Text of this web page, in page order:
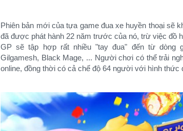
Phiên bản mới của tựa game đua xe huyền thoại sẽ
đã được phát hành 22 năm trước của nó, trừ việc đồ
GP sẽ tập hợp rất nhiều "tay đua" đến từ dòng
Gilgamesh, Black Mage, ... Người chơi có thể trải
online, đồng thời có cả chế độ 64 người với hình thức